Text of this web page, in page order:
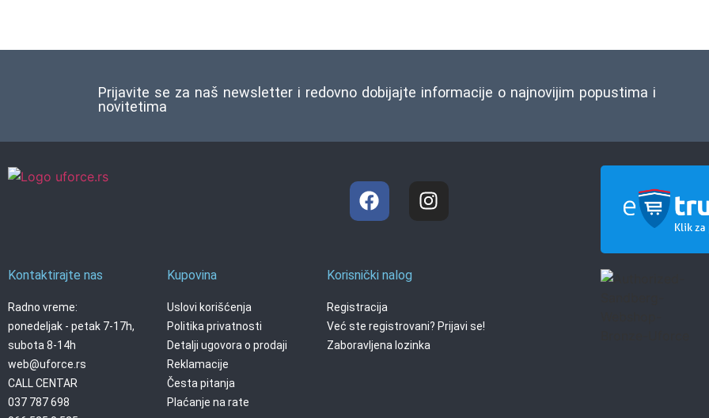
Prijavite se za naš newsletter i redovno dobijajte informacije o najnovijim popustima i
novitetima
Kontaktirajte nas
Radno vreme:
ponedeljak - petak 7-17h,
subota 8-14h
web@uforce.rs
CALL CENTAR
037 787 698
Kupovina
Uslovi korišćenja
Politika privatnosti
Detalji ugovora o prodaji
Reklamacije
Česta pitanja
Plaćanje na rate
Korisnički nalog
Registracija
Već ste registrovani? Prijavi se!
Zaboravljena lozinka